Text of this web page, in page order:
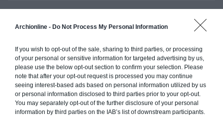
Archionline - Do Not Process My Personal Information
If you wish to opt-out of the sale, sharing to third parties, or processing
of your personal or sensitive information for targeted advertising by us,
please use the below opt-out section to confirm your selection. Please
note that after your opt-out request is processed you may continue
seeing interest-based ads based on personal information utilized by us
or personal information disclosed to third parties prior to your opt-out.
You may separately opt-out of the further disclosure of your personal
information by third parties on the IAB’s list of downstream participants.
Construction ossature bois
Chiffrage estimatif pour : Fondations et normes
standards. Construction en ossature bois isolé.
Finitions haut de gamme. Le prix "clé en main"
inclut le gros oeuvre et le second oeuvre (cuisine,
peinture, sols...), mais exclut piscine, jardin et
clôture.